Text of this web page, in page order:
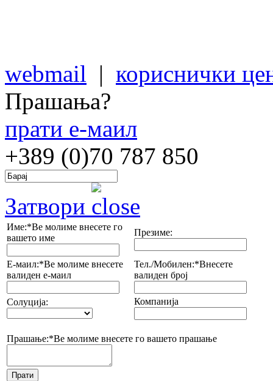
webmail | кориснички
Прашања?
прати е-маил
+389 (0)70 787 850
Затвори
Име:*Ве молиме внесете го
вашето име
Презиме:
Е-маил:*Ве молиме внесете
валиден е-маил
Тел./Мобилен:*Внесете
валиден број
Солуција: Компанија
Прашање:*Ве молиме внесете го вашето прашање